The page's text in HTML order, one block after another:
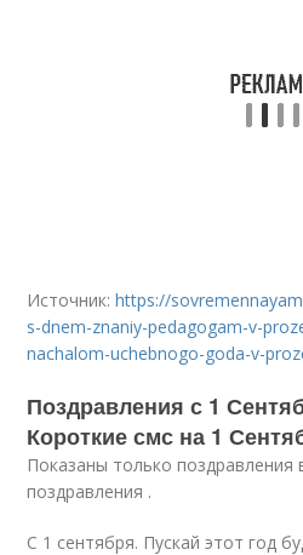
Источник:https://
s-dnem-znaniy-pedagogam-v-
nachalom-uchebnogo-goda-v-
Поздравления с 1
Короткие смс на 1
Показаны только поздравления
поздравления .
С 1 сентября. Пускай этот год